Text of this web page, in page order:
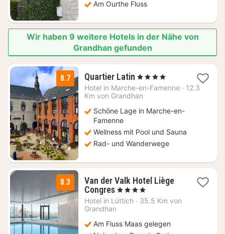
Am Ourthe Fluss
Wir haben 9 weitere Hotels in der Nähe von
Grandhan gefunden
8.7 Quartier Latin 3
Nächte
ab
€
, 4 Sterne
Hotel in Marche-en-Famenne · 12.3
Km von Grandhan
Schöne Lage in Marche-en-
Famenne
Wellness mit Pool und Sauna
Rad- und Wanderwege
8.3
Van der Valk Hotel Liège
Congres1
Nacht
€
, 4 Sterne
Hotel in Lüttich · 35.5 Km von
Grandhan
Am Fluss Maas gelegen